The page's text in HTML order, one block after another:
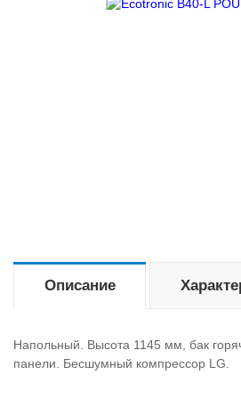
Описание
Напольный. Высота 1145 мм, бак
панели. Бесшумный компрессор LG.